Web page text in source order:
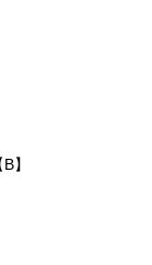
】